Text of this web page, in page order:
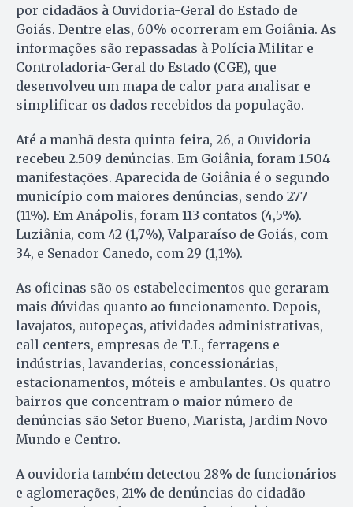
por cidadãos à Ouvidoria-Geral do Estado de
Goiás. Dentre elas, 60% ocorreram em Goiânia. As
informações são repassadas à Polícia Militar e
Controladoria-Geral do Estado (CGE), que
desenvolveu um mapa de calor para analisar e
simplificar os dados recebidos da população.
Até a manhã desta quinta-feira, 26, a Ouvidoria
recebeu 2.509 denúncias. Em Goiânia, foram 1.504
manifestações. Aparecida de Goiânia é o segundo
município com maiores denúncias, sendo 277
(11%). Em Anápolis, foram 113 contatos (4,5%).
Luziânia, com 42 (1,7%), Valparaíso de Goiás, com
34, e Senador Canedo, com 29 (1,1%).
As oficinas são os estabelecimentos que geraram
mais dúvidas quanto ao funcionamento. Depois,
lavajatos, autopeças, atividades administrativas,
call centers, empresas de T.I., ferragens e
indústrias, lavanderias, concessionárias,
estacionamentos, móteis e ambulantes. Os quatro
bairros que concentram o maior número de
denúncias são Setor Bueno, Marista, Jardim Novo
Mundo e Centro.
A ouvidoria também detectou 28% de funcionários
e aglomerações, 21% de denúncias do cidadão